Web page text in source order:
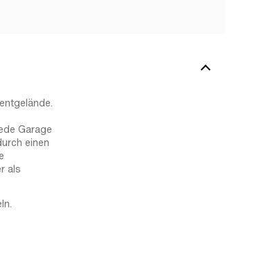
Garage
einen
als